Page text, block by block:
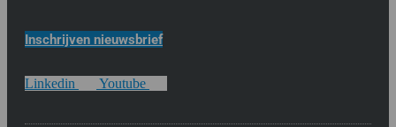
Inschrijven nieuwsbrief
Linkedin Youtube